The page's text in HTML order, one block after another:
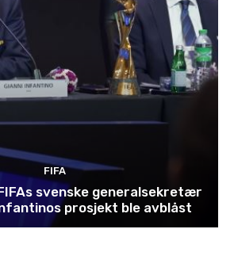
FIFA
svenske generalsekretær
prosjekt ble avblåst